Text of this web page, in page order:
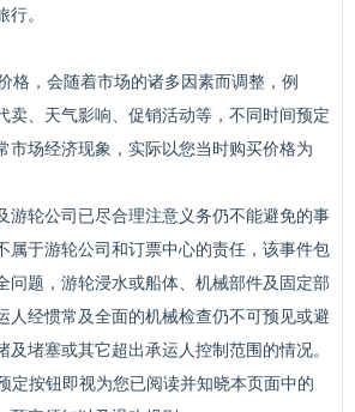
。
格，会随着市场的诸多因素而调整，例
卖、天气影响、促销活动等，不同时间预定
市场经济现象，实际以您当时购买价格为
游轮公司已尽合理注意义务仍不能避免的事
属于游轮公司和订票中心的责任，该事件包
问题，游轮浸水或船体、机械部件及固定部
人经惯常及全面的机械检查仍不可预见或避
及堵塞或其它超出承运人控制范围的情况。
定按钮即视为您已阅读并知晓本页面中的